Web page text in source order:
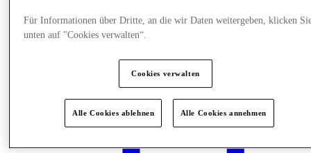
Für Informationen über Dritte, an die wir Daten weitergeben, klicken
unten auf "Cookies verwalten“.
Cookies verwalten
Alle Cookies ablehnen Alle Cookies annehmen